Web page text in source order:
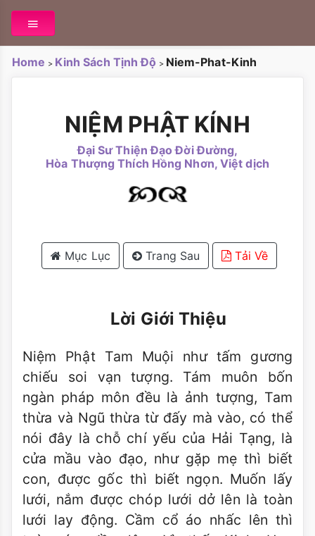
Home > Kinh Sách Tịnh Độ > Niem-Phat-Kinh
NIỆM PHẬT KÍNH
Đại Sư Thiện Đạo Đời Đường,
Hòa Thượng Thích Hồng Nhơn, Việt dịch
Mục Lục Trang Sau Tải Về
Lời Giới Thiệu
Niệm Phật Tam Muội như tấm gương
chiếu soi vạn tượng. Tám muôn bốn
ngàn pháp môn đều là ảnh tượng, Tam
thừa và Ngũ thừa từ đấy mà vào, có thể
nói đây là chỗ chí yếu của Hải Tạng, là
cửa mầu vào đạo, như gặp mẹ thì biết
con, được gốc thì biết ngọn. Muốn lấy
lưới, nắm được chóp lưới dở lên là toàn
lưới lay động. Cầm cổ áo nhấc lên thì